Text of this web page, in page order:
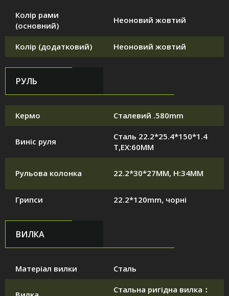
Колір рами
(основний)
Неоновий жовтий
Колір (додатковий) Неоновий жовтий
РУЛЬ
Кермо Сталевий .580mm
Виніс руля
Сталь 22.2*25.4*150*1.4
T,EX:60MM
Рульова колонка 22.2*30*27MM, H:34MM
Грипси 22.2*120mm, чорні
ВИЛКА
Матеріал вилки Сталь
Стальна ригідна вилка：